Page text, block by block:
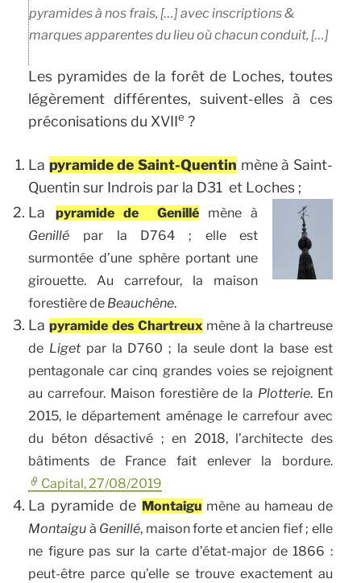
pyramides à nos frais, […] avec inscriptions &
marques apparentes du lieu où chacun conduit, […]
Les pyramides de la forêt de Loches, toutes
légèrement différentes, suivent-elles à ces
préconisations du XVIIe ?
La pyramide de Saint-Quentin mène à Saint-
Quentin sur Indrois par la D31 et Loches ;
La pyramide de Genillémène à
Genillé par la D764 ; elle est
surmontée d’une sphère portant une
girouette. Au carrefour, la maison
forestière de Beauchêne.
Lapyramide des Chartreuxmène à la chartreuse
de Ligetpar la D760 ; la seule dont la base est
pentagonale car cinq grandes voies se rejoignent
au carrefour. Maison forestière de la Plotterie. En
2015, le département aménage le carrefour avec
du béton désactivé ; en 2018, l’architecte des
bâtiments de France fait enlever la bordure.
Capital, 27/08/2019
La pyramide de Montaigu mène au hameau de
Montaigu à Genillé, maison forte et ancien fief; elle
ne figure pas sur la carte d’état-major de 1866 :
peut-être parce qu’elle se trouve exactement au